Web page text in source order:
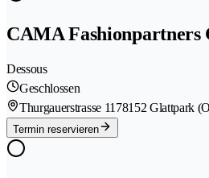
CAMA Fashionpartners
Dessous
Geschlossen
Thurgauerstrasse 1178152 Glattpark
Termin reservieren